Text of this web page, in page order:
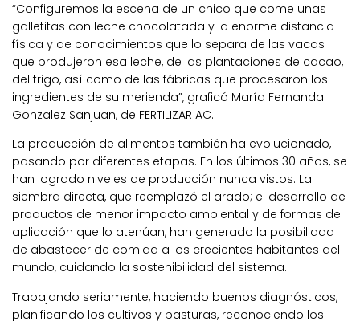
“Configuremos la escena de un chico que come unas
galletitas con leche chocolatada y la enorme distancia
física y de conocimientos que lo separa de las vacas
que produjeron esa leche, de las plantaciones de cacao,
del trigo, así como de las fábricas que procesaron los
ingredientes de su merienda”, graficó María Fernanda
Gonzalez Sanjuan, de FERTILIZAR AC.
La producción de alimentos también ha evolucionado,
pasando por diferentes etapas. En los últimos 30 años, se
han logrado niveles de producción nunca vistos. La
siembra directa, que reemplazó el arado; el desarrollo de
productos de menor impacto ambiental y de formas de
aplicación que lo atenúan, han generado la posibilidad
de abastecer de comida a los crecientes habitantes del
mundo, cuidando la sostenibilidad del sistema.
Trabajando seriamente, haciendo buenos diagnósticos,
planificando los cultivos y pasturas, reconociendo los